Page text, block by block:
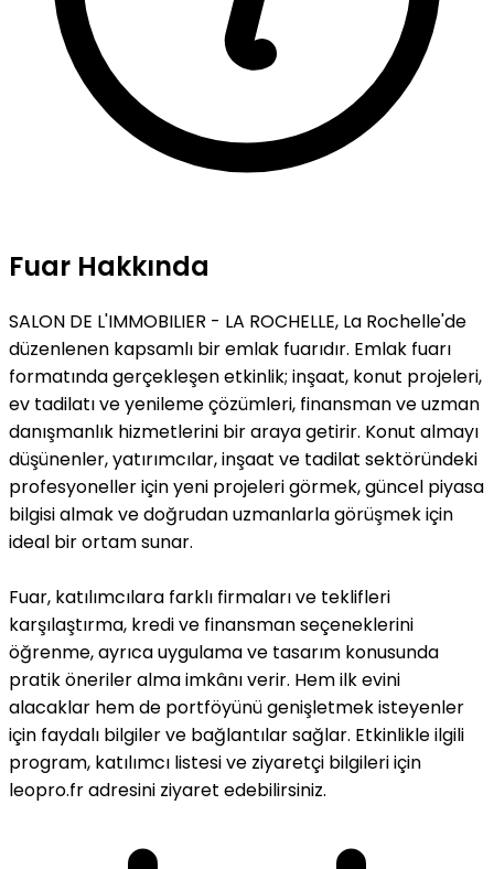
Fuar Hakkında
SALON DE L'IMMOBILIER - LA ROCHELLE, La Rochelle'de
düzenlenen kapsamlı bir emlak fuarıdır. Emlak fuarı
formatında gerçekleşen etkinlik; inşaat, konut projeleri,
ev tadilatı ve yenileme çözümleri, finansman ve uzman
danışmanlık hizmetlerini bir araya getirir. Konut almayı
düşünenler, yatırımcılar, inşaat ve tadilat sektöründeki
profesyoneller için yeni projeleri görmek, güncel piyasa
bilgisi almak ve doğrudan uzmanlarla görüşmek için
ideal bir ortam sunar.
Fuar, katılımcılara farklı firmaları ve teklifleri
karşılaştırma, kredi ve finansman seçeneklerini
öğrenme, ayrıca uygulama ve tasarım konusunda
pratik öneriler alma imkânı verir. Hem ilk evini
alacaklar hem de portföyünü genişletmek isteyenler
için faydalı bilgiler ve bağlantılar sağlar. Etkinlikle ilgili
program, katılımcı listesi ve ziyaretçi bilgileri için
leopro.fr adresini ziyaret edebilirsiniz.